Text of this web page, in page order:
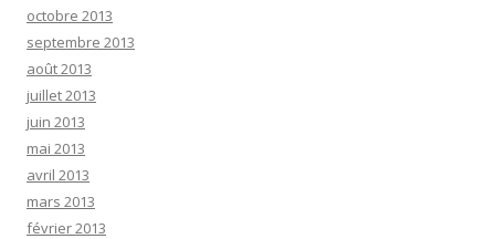
octobre 2013
septembre 2013
août 2013
juillet 2013
juin 2013
mai 2013
avril 2013
mars 2013
février 2013